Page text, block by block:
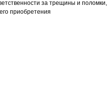
за трещины и поломки,
приобретения